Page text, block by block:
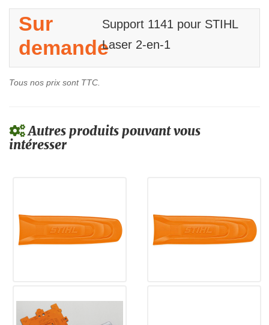
Sur
demande
Support 1141 pour STIHL
Laser 2-en-1
Tous nos prix sont TTC.
Autres produits pouvant vous
intéresser